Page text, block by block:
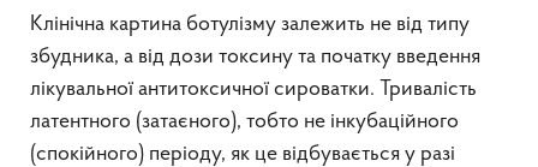
Клінічна картина ботулізму залежить не від типу
збудника, а від дози токсину та початку введення
лікувальної антитоксичної сироватки. Тривалість
латентного (затаєного), тобто не інкубаційного
(спокійного) періоду, як це відбувається у разі